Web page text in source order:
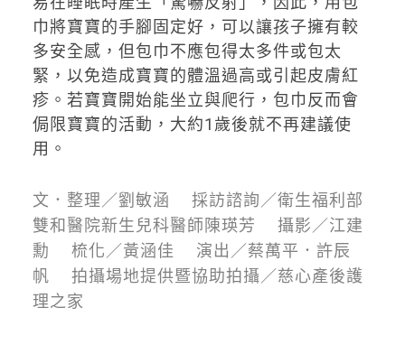
巾將寶寶的手腳固定好，可以讓孩子擁有較
多安全感，但包巾不應包得太多件或包太
緊，以免造成寶寶的體溫過高或引起皮膚紅
疹。若寶寶開始能坐立與爬行，包巾反而會
侷限寶寶的活動，大約1歲後就不再建議使
用。
文．整理／劉敏涵 採訪諮詢／衛生福利部
雙和醫院新生兒科醫師陳瑛芳 攝影／江建
勳 梳化／黃涵佳 演出／蔡萬平．許辰
帆 拍攝場地提供暨協助拍攝／慈心產後護
理之家